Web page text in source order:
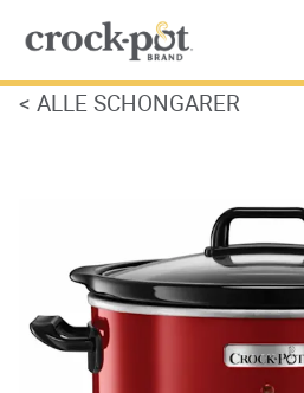
Kategorie
Über Uns
Kontaktieren
< ALLE SCHONGARER